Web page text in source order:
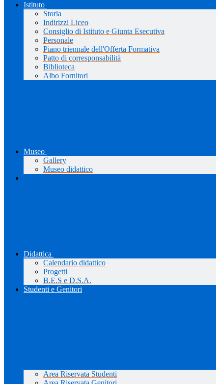
Istituto
Storia
Indirizzi Liceo
Consiglio di Istituto e Giunta Esecutiva
Personale
Piano triennale dell'Offerta Formativa
Patto di corresponsabilità
Biblioteca
Albo Fornitori
Museo
Gallery
Museo didattico
Didattica
Calendario didattico
Progetti
B.E.S e D.S.A.
Studenti e Genitori
Area Riservata Studenti